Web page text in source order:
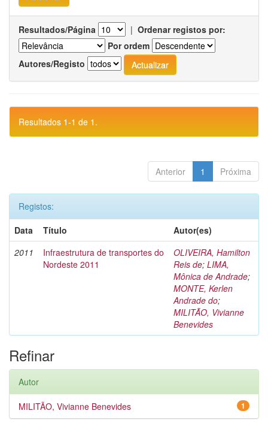
Resultados/Página | Ordenar registos por:
Por ordem
Autores/Registo
Resultados 1-1 de 1.
Anterior 1 Próxima
Registos:
Data
Título
Autor(es)
2011
Infraestrutura de transportes do
Nordeste 2011
OLIVEIRA, Hamilton
Reis de; LIMA,
Mônica de Andrade;
MONTE, Kerlen
Andrade do;
MILITÃO, Vivianne
Benevides
Refinar
Autor
1
MILITÃO, Vivianne Benevides